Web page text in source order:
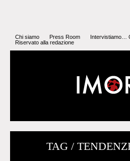
Chi siamo Press Room Intervistiamo…
Riservato alla redazione
TAG /